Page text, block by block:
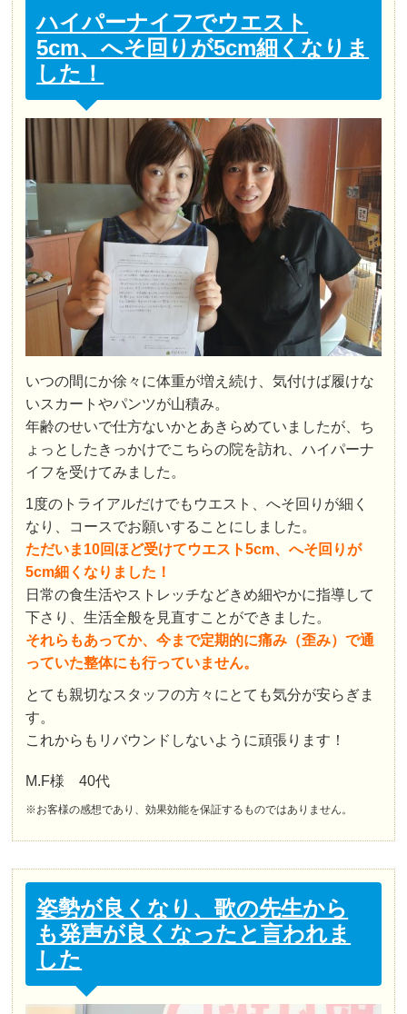
ハイパーナイフでウエスト
5cm、へそ回りが5cm細くなりま
した！
いつの間にか徐々に体重が増え続け、気付けば履けな
いスカートやパンツが山積み。
年齢のせいで仕方ないかとあきらめていましたが、ち
ょっとしたきっかけでこちらの院を訪れ、ハイパーナ
イフを受けてみました。
1度のトライアルだけでもウエスト、へそ回りが細く
なり、コースでお願いすることにしました。
ただいま10回ほど受けてウエスト5cm、へそ回りが
5cm細くなりました！
日常の食生活やストレッチなどきめ細やかに指導して
下さり、生活全般を見直すことができました。
それらもあってか、今まで定期的に痛み（歪み）で通
っていた整体にも行っていません。
とても親切なスタッフの方々にとても気分が安らぎま
す。
これからもリバウンドしないように頑張ります！
M.F様 40代
※お客様の感想であり、効果効能を保証するものではありません。
姿勢が良くなり、歌の先生から
も発声が良くなったと言われま
した